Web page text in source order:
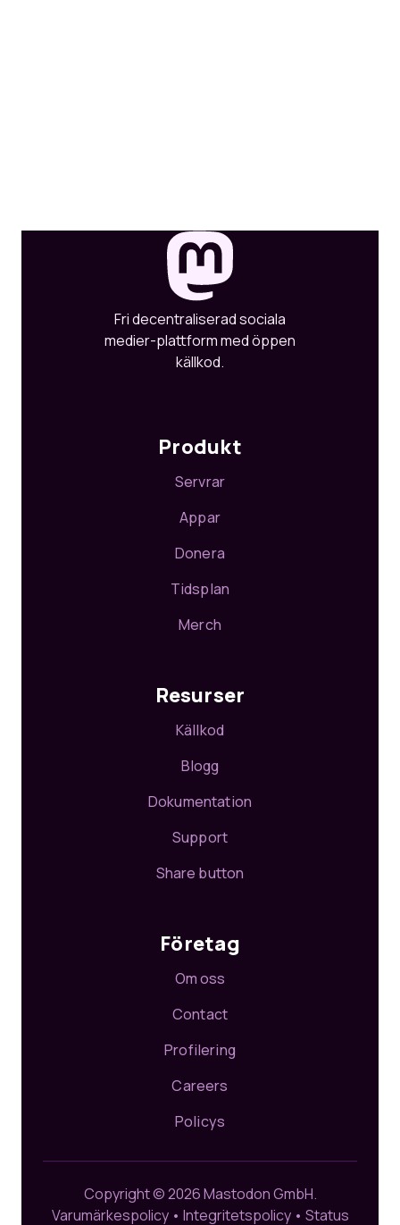
Fri decentraliserad sociala
medier-plattform med öppen
källkod.
Produkt
Servrar
Appar
Donera
Tidsplan
Merch
Resurser
Källkod
Blogg
Dokumentation
Support
Share button
Företag
Om oss
Contact
Profilering
Careers
Policys
Copyright © 2026 Mastodon GmbH.
Varumärkespolicy• Integritetspolicy• Status